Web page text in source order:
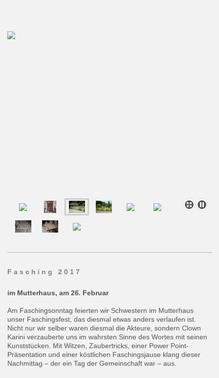
F a s c h i n g 2 0 1 7
im Mutterhaus, am 26. Februar
Am Faschingsonntag feierten wir Schwestern im Mutterhaus
unser Faschingsfest, das diesmal etwas anders verlaufen ist.
Nicht nur wir selber waren diesmal die Akteure, sondern Clown
Karini verzauberte uns im wahrsten Sinne des Wortes mit seinen
Kunststücken. Mit Witzen, Zaubertricks, einer Power Point-
Präsentation und einer köstlichen Faschingsjause klang dieser
Nachmittag – der ein Tag der Gemeinschaft war – aus.